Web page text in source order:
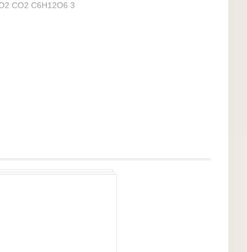
СО2 С6Н12О6 3